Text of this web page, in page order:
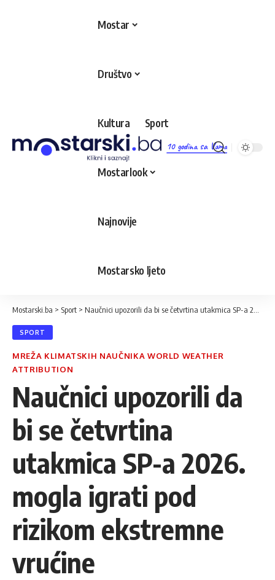
10 godina sa Vama
Mostar
Društvo
Kultura Sport
Mostarlook
Najnovije
Mostarsko ljeto
Mostarski.ba > Sport > Naučnici upozorili da bi se četvrtina utakmica SP-a 2026. mogla igrati pod rizikom ekstremne vrućine
SPORT
MREŽA KLIMATSKIH NAUČNIKA WORLD WEATHER
ATTRIBUTION
Naučnici upozorili da
bi se četvrtina
utakmica SP-a 2026.
mogla igrati pod
rizikom ekstremne
vrućine